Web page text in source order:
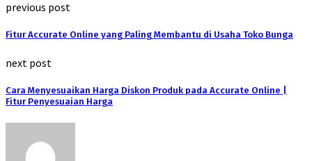
previous post
Fitur Accurate Online yang Paling Membantu di Usaha Toko Bunga
next post
Cara Menyesuaikan Harga Diskon Produk pada Accurate Online |
Fitur Penyesuaian Harga